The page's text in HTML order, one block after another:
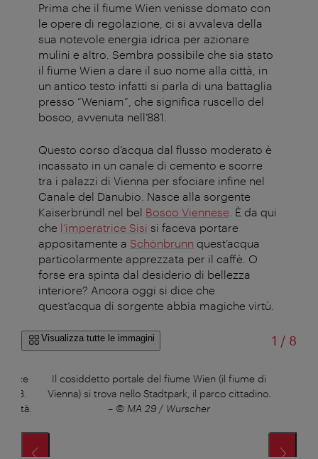
Prima che il fiume Wien venisse domato con
le opere di regolazione, ci si avvaleva della
sua notevole energia idrica per azionare
mulini e altro. Sembra possibile che sia stato
il fiume Wien a dare il suo nome alla città, in
un antico testo infatti si parla di una battaglia
presso “Weniam”, che significa ruscello del
bosco, avvenuta nell’881.
Questo corso d’acqua dal flusso moderato è
incassato in un canale di cemento e scorre
tra i palazzi di Vienna per sfociare infine nel
Canale del Danubio. Nasce alla sorgente
Kaiserbründl nel bel Bosco Viennese . È da qui
che l’imperatrice Sisi si faceva portare
appositamente a Schönbrunn quest’acqua
particolarmente apprezzata per il caffè. O
forse era spinta dal desiderio di bellezza
interiore? Ancora oggi si dice che
quest’acqua di sorgente abbia magiche virtù.
Visualizza tutte le immagini 1 /di
8
(3.
città.
Il cosiddetto portale del fiume Wien (il fiume di
Vienna) si trova nello Stadtpark, il parco cittadino.
– © MA 29 / Wurscher